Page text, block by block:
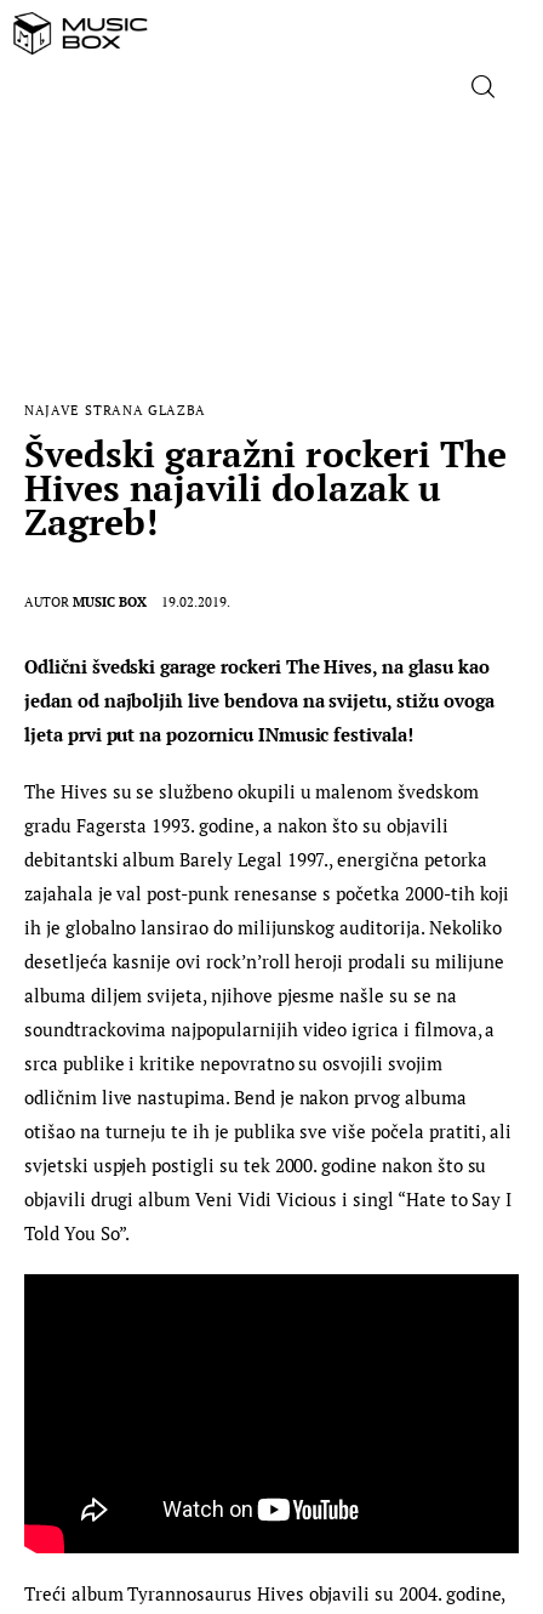
MUSIC BOX
NAJAVE STRANA GLAZBA
Švedski garažni rockeri The
Hives najavili dolazak u
Zagreb!
AUTOR MUSIC BOX 19.02.2019.
Odlični švedski garage rockeri The Hives, na glasu kao
jedan od najboljih live bendova na svijetu, stižu ovoga
ljeta prvi put na pozornicu INmusic festivala!
The Hives su se službeno okupili u malenom švedskom
gradu Fagersta 1993. godine, a nakon što su objavili
debitantski album Barely Legal 1997., energična petorka
zajahala je val post-punk renesanse s početka 2000-tih koji
ih je globalno lansirao do milijunskog auditorija. Nekoliko
desetljeća kasnije ovi rock’n’roll heroji prodali su milijune
albuma diljem svijeta, njihove pjesme našle su se na
soundtrackovima najpopularnijih video igrica i filmova, a
srca publike i kritike nepovratno su osvojili svojim
odličnim live nastupima. Bend je nakon prvog albuma
otišao na turneju te ih je publika sve više počela pratiti, ali
svjetski uspjeh postigli su tek 2000. godine nakon što su
objavili drugi album Veni Vidi Vicious i singl “Hate to Say I
Told You So”.
Treći album Tyrannosaurus Hives objavili su 2004. godine,